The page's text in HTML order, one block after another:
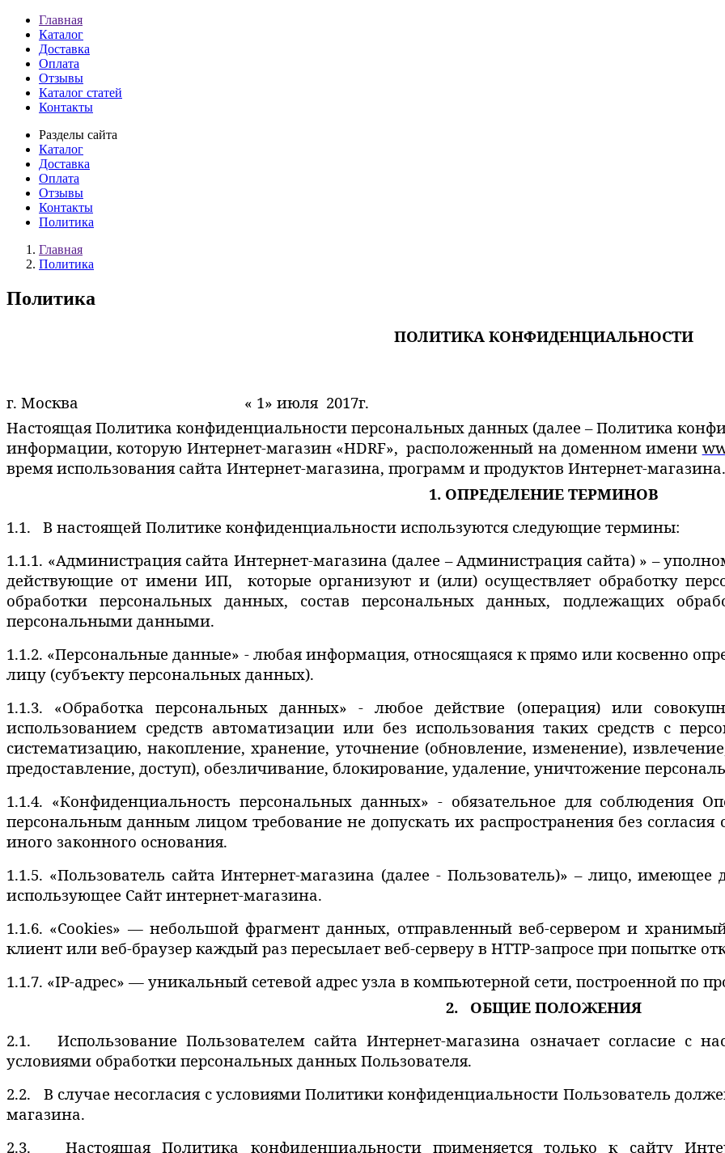
Главная
Каталог
Доставка
Оплата
Отзывы
Каталог статей
Контакты
Разделы сайта
Каталог
Доставка
Оплата
Отзывы
Контакты
Политика
Главная
Политика
Политика
ПОЛИТИКА КОНФИДЕНЦИАЛЬНОСТИ
г. Москва
« 1» июля 2017г.
Настоящая Политика конфиденциальности персональных данных (далее – Политика
информации, которую Интернет-магазин «HDRF»,расположенный на доменном имени
время использования сайта Интернет-магазина, программ и продуктов Интернет-магазина.
1. ОПРЕДЕЛЕНИЕ ТЕРМИНОВ
1.1. В настоящей Политике конфиденциальности используются следующие термины:
1.1.1. «Администрация сайта Интернет-магазина (далее – Администрация сайта) » –
действующие от имени ИП, которые организуют и (или) осуществляет обработку
обработки персональных данных, состав персональных данных, подлежащих
персональными данными.
1.1.2. «Персональные данные» - любая информация, относящаяся к прямо или косвенно
лицу (субъекту персональных данных).
1.1.3. «Обработка персональных данных» - любое действие (операция) или
использованием средств автоматизации или без использования таких средств с
систематизацию, накопление, хранение, уточнение (обновление, изменение),
предоставление, доступ), обезличивание, блокирование, удаление, уничтожение
1.1.4. «Конфиденциальность персональных данных» - обязательное для
персональным данным лицом требование не допускать их распространения без
иного законного основания.
1.1.5. «Пользователь сайта Интернет-магазина (далее ‑ Пользователь)» – лицо, имеющее
использующее Сайт интернет-магазина.
1.1.6. «Cookies» — небольшой фрагмент данных, отправленный веб-сервером и
клиент или веб-браузер каждый раз пересылает веб-серверу в HTTP-запросе при попытке
1.1.7. «IP-адрес» — уникальный сетевой адрес узла в компьютерной сети, построенной по
2. ОБЩИЕ ПОЛОЖЕНИЯ
2.1. Использование Пользователем сайта Интернет-магазина означает согласие с
условиями обработки персональных данных Пользователя.
2.2. В случае несогласия с условиями Политики конфиденциальности Пользователь
магазина.
2.3. Настоящая Политика конфиденциальности применяется только к сайту